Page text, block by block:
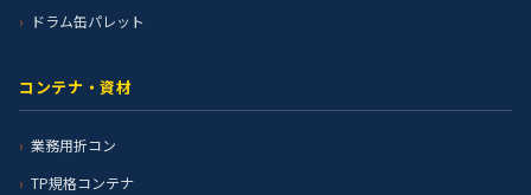
ドラム缶パレット
コンテナ・資材
業務用折コン
TP規格コンテナ